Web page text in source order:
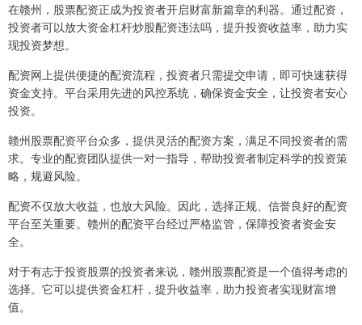
在赣州，股票配资正成为投资者开启财富新篇章的利器。通过配资，
投资者可以放大资金杠杆炒股配资违法吗，提升投资收益率，助力实
现投资梦想。
配资网上提供便捷的配资流程，投资者只需提交申请，即可快速获得
资金支持。平台采用先进的风控系统，确保资金安全，让投资者安心
投资。
赣州股票配资平台众多，提供灵活的配资方案，满足不同投资者的需
求。专业的配资团队提供一对一指导，帮助投资者制定科学的投资策
略，规避风险。
配资不仅放大收益，也放大风险。因此，选择正规、信誉良好的配资
平台至关重要。赣州的配资平台经过严格监管，保障投资者资金安
全。
对于有志于投资股票的投资者来说，赣州股票配资是一个值得考虑的
选择。它可以提供资金杠杆，提升收益率，助力投资者实现财富增
值。